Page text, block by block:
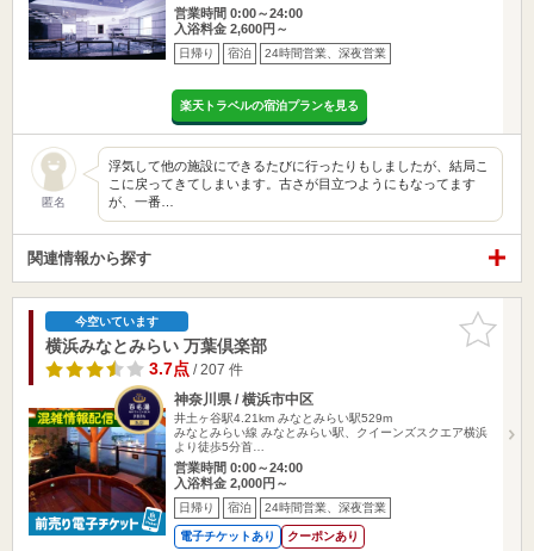
営業時間 0:00～24:00
入浴料金 2,600円～
日帰り 宿泊 24時間営業、深夜営業
楽天トラベルの宿泊プランを見る
匿名
浮気して他の施設にできるたびに行ったりもしましたが、結局こ
こに戻ってきてしまいます。古さが目立つようにもなってます
が、一番…
関連情報から探す
お気に入
りに追加
今空いています
横浜みなとみらい 万葉倶楽部
3.7点/ 207 件
神奈川県 / 横浜市中区
井土ヶ谷駅4.21km みなとみらい駅529m
みなとみらい線 みなとみらい駅、クイーンズスクエア横浜
より徒歩5分首…
営業時間 0:00～24:00
入浴料金 2,000円～
日帰り 宿泊 24時間営業、深夜営業
電子チケットあり クーポンあり